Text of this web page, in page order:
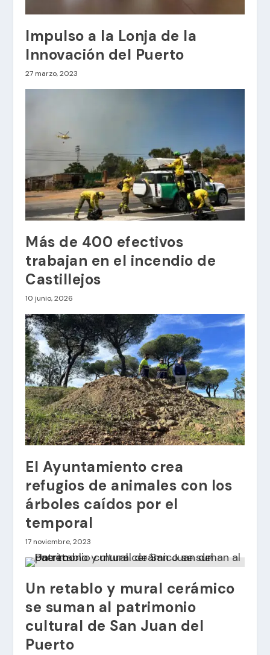
Impulso a la Lonja de la
Innovación del Puerto
27 marzo, 2023
Más de 400 efectivos
trabajan en el incendio de
Castillejos
10 junio, 2026
El Ayuntamiento crea
refugios de animales con los
árboles caídos por el
temporal
17 noviembre, 2023
Un retablo y mural cerámico
se suman al patrimonio
cultural de San Juan del
Puerto